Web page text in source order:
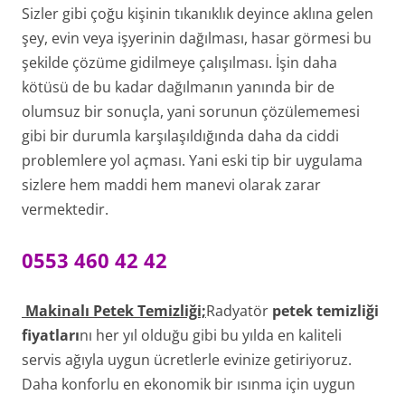
Sizler gibi çoğu kişinin tıkanıklık deyince aklına gelen
şey, evin veya işyerinin dağılması, hasar görmesi bu
şekilde çözüme gidilmeye çalışılması. İşin daha
kötüsü de bu kadar dağılmanın yanında bir de
olumsuz bir sonuçla, yani sorunun çözülememesi
gibi bir durumla karşılaşıldığında daha da ciddi
problemlere yol açması. Yani eski tip bir uygulama
sizlere hem maddi hem manevi olarak zarar
vermektedir.
0553 460 42 42
Makinalı Petek Temizliği;Radyatör petek temizliği
fiyatlarını her yıl olduğu gibi bu yılda en kaliteli
servis ağıyla uygun ücretlerle evinize getiriyoruz.
Daha konforlu en ekonomik bir ısınma için uygun